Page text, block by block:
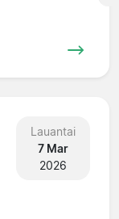
Lauantai
7 Mar
2026